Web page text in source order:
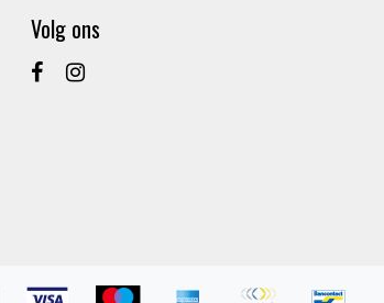
Volg ons